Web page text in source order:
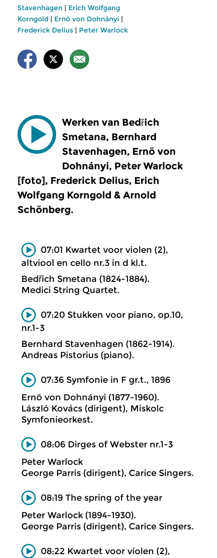
Stavenhagen | Erich Wolfgang
Korngold | Ernö von Dohnányi |
Frederick Delius | Peter Warlock
Werken van Bedřich
Smetana, Bernhard
Stavenhagen, Ernö von
Dohnányi, Peter Warlock
[foto], Frederick Delius, Erich
Wolfgang Korngold & Arnold
Schönberg.
07:01 Kwartet voor violen (2),
altviool en cello nr.3 in d kl.t.
Bedřich Smetana (1824-1884).
Medici String Quartet.
07:20 Stukken voor piano, op.10,
nr.1-3
Bernhard Stavenhagen (1862-1914).
Andreas Pistorius (piano).
07:36 Symfonie in F gr.t., 1896
Ernö von Dohnányi (1877-1960).
László Kovács (dirigent), Miskolc
Symfonieorkest.
08:06 Dirges of Webster nr.1-3
Peter Warlock
George Parris (dirigent), Carice Singers.
08:19 The spring of the year
Peter Warlock (1894-1930).
George Parris (dirigent), Carice Singers.
08:22 Kwartet voor violen (2),